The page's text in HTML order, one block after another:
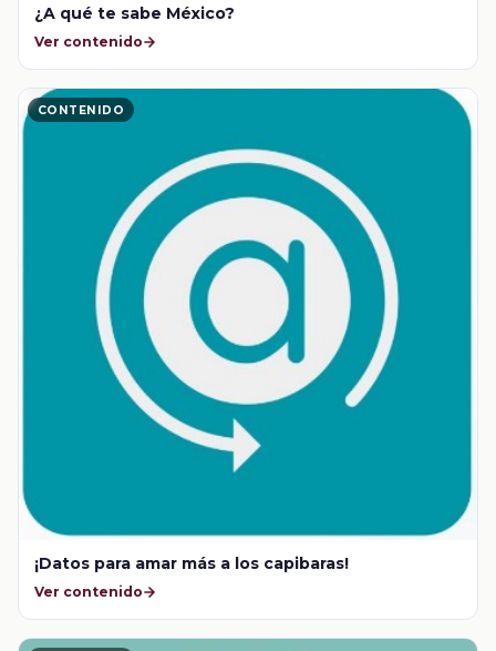
¿A qué te sabe México?
Ver contenido
CONTENIDO
¡Datos para amar más a los capibaras!
Ver contenido